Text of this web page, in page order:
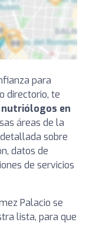
para
directorio, te
nutriólogos en
áreas de la
sobre
datos de
de servicios
Palacio se
lista, para que